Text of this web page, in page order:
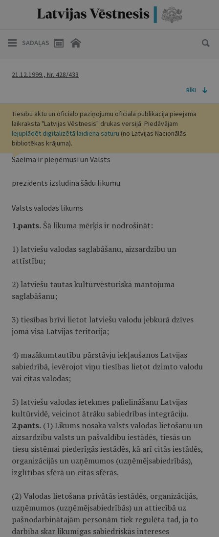
SADAĻAS
21.12.1999., Nr. 428/433
RĪKI
Tiesību aktu un oficiālo paziņojumu oficiālā publikācija pieejama
laikraksta "Latvijas Vēstnesis" drukas versijā. Piedāvājam
lejuplādēt digitalizētā laidiena saturu (no Latvijas Nacionālās
bibliotēkas krājuma).
Saeima ir pieņēmusi un Valsts
prezidents izsludina šādu likumu:
Valsts valodas likums
1.pants. Šā likuma mērķis ir nodrošināt:
1) latviešu valodas saglabāšanu, aizsardzību un
attīstību;
2) latviešu tautas kultūrvēsturiskā mantojuma
saglabāšanu;
3) tiesības brīvi lietot latviešu valodu jebkurā dzīves
jomā visā Latvijas teritorijā;
4) mazākumtautību pārstāvju iekļaušanos Latvijas
sabiedrībā, ievērojot viņu tiesības lietot dzimto valodu
vai citas valodas;
5) latviešu valodas ietekmes palielināšanu Latvijas
kultūrvidē, veicinot ātrāku sabiedrības integrāciju.
2.pants. (1) Likums nosaka valsts valodas lietošanu un
aizsardzību valsts un pašvaldību iestādēs, tiesās un
tiesu sistēmai piederīgās iestādēs, kā arī citās iestādēs,
organizācijās un uzņēmumos (uzņēmējsabiedrībās),
izglītības sfērā un citās sfērās.
(2) Valodas lietošana privātās iestādēs, organizācijās,
uzņēmumos (uzņēmējsabiedrībās) un attiecībā uz
pašnodarbinātajām personām tiek regulēta tad, ja to
darbība skar likumīgas sabiedriskās intereses